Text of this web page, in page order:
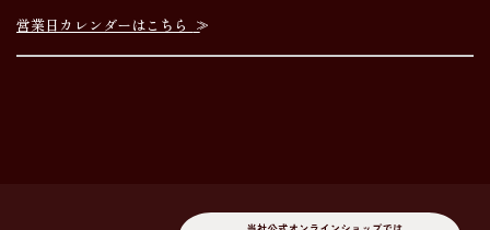
営業日カレンダーはこちら >>